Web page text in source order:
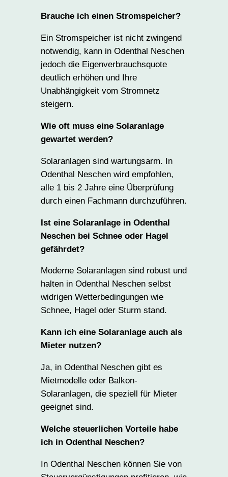
Brauche ich einen Stromspeicher?
Ein Stromspeicher ist nicht zwingend
notwendig, kann in Odenthal Neschen
jedoch die Eigenverbrauchsquote
deutlich erhöhen und Ihre
Unabhängigkeit vom Stromnetz
steigern.
Wie oft muss eine Solaranlage
gewartet werden?
Solaranlagen sind wartungsarm. In
Odenthal Neschen wird empfohlen,
alle 1 bis 2 Jahre eine Überprüfung
durch einen Fachmann durchzuführen.
Ist eine Solaranlage in Odenthal
Neschen bei Schnee oder Hagel
gefährdet?
Moderne Solaranlagen sind robust und
halten in Odenthal Neschen selbst
widrigen Wetterbedingungen wie
Schnee, Hagel oder Sturm stand.
Kann ich eine Solaranlage auch als
Mieter nutzen?
Ja, in Odenthal Neschen gibt es
Mietmodelle oder Balkon-
Solaranlagen, die speziell für Mieter
geeignet sind.
Welche steuerlichen Vorteile habe
ich in Odenthal Neschen?
In Odenthal Neschen können Sie von